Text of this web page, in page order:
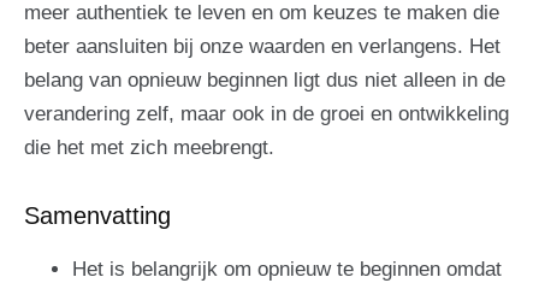
meer authentiek te leven en om keuzes te maken die
beter aansluiten bij onze waarden en verlangens. Het
belang van opnieuw beginnen ligt dus niet alleen in de
verandering zelf, maar ook in de groei en ontwikkeling
die het met zich meebrengt.
Samenvatting
Het is belangrijk om opnieuw te beginnen omdat